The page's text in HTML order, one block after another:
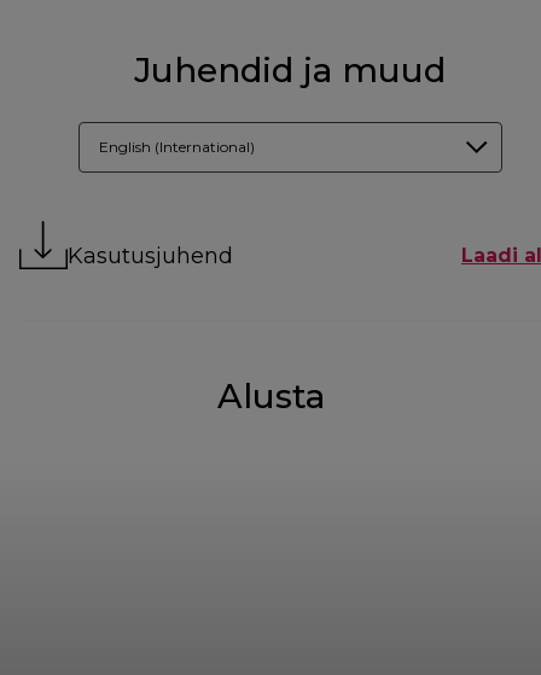
Juhendid ja muud
English (International)
Kasutusjuhend Laadi
Alusta